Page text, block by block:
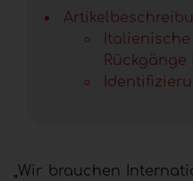
„Wir brauchen